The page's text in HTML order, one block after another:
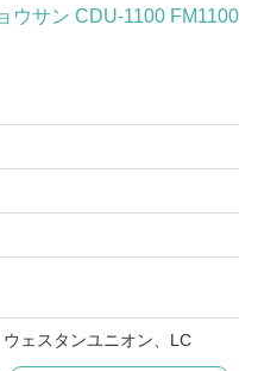
ウサン CDU-1100 FM1100
ェスタンユニオン、LC